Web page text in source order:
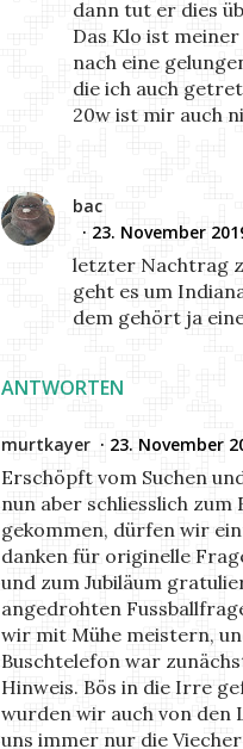
ANTWORTEN
dann tut er dies
Das Klo ist
nach eine
die ich auch
20w ist mir auch
bac
23. November
letzter Nachtrag
geht es um
dem gehört ja
murtkayer 23. November
Erschöpft vom Suchen
nun aber schliesslich zum
gekommen, dürfen wir
danken für originelle
und zum Jubiläum
angedrohten
wir mit Mühe meistern,
Buschtelefon war
Hinweis. Bös in die Irre
wurden wir auch von den
uns immer nur die